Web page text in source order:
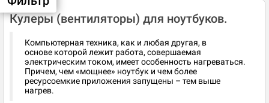
Кулеры (вентиляторы) для ноутбуков.
Компьютерная техника, как и любая другая, в
основе которой лежит работа, совершаемая
электрическим током, имеет особенность нагреваться.
Причем, чем «мощнее» ноутбук и чем более
ресурсоемкие приложения запущены – тем выше
нагрев.